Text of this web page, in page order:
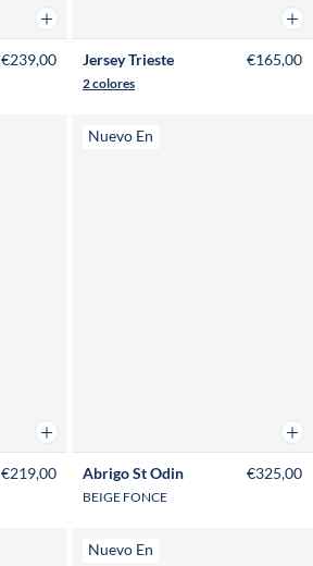
Añadir a la cesta
€239,00 Jersey Trieste
2 colores
€165,00
Añadir a la cesta
€219,00
Nuevo En
Abrigo St Odin
BEIGE FONCE
€325,00
Nuevo En